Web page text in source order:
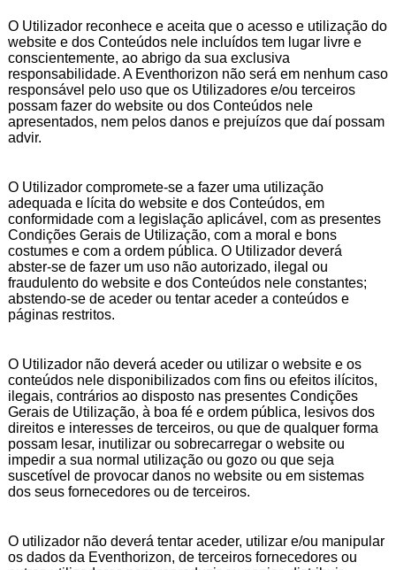
O Utilizador reconhece e aceita que o acesso e utilização do
website e dos Conteúdos nele incluídos tem lugar livre e
conscientemente, ao abrigo da sua exclusiva
responsabilidade. A Eventhorizon não será em nenhum caso
responsável pelo uso que os Utilizadores e/ou terceiros
possam fazer do website ou dos Conteúdos nele
apresentados, nem pelos danos e prejuízos que daí possam
advir.
O Utilizador compromete-se a fazer uma utilização
adequada e lícita do website e dos Conteúdos, em
conformidade com a legislação aplicável, com as presentes
Condições Gerais de Utilização, com a moral e bons
costumes e com a ordem pública. O Utilizador deverá
abster-se de fazer um uso não autorizado, ilegal ou
fraudulento do website e dos Conteúdos nele constantes;
abstendo-se de aceder ou tentar aceder a conteúdos e
páginas restritos.
O Utilizador não deverá aceder ou utilizar o website e os
conteúdos nele disponibilizados com fins ou efeitos ilícitos,
ilegais, contrários ao disposto nas presentes Condições
Gerais de Utilização, à boa fé e ordem pública, lesivos dos
direitos e interesses de terceiros, ou que de qualquer forma
possam lesar, inutilizar ou sobrecarregar o website ou
impedir a sua normal utilização ou gozo ou que seja
suscetível de provocar danos no website ou em sistemas
dos seus fornecedores ou de terceiros.
O utilizador não deverá tentar aceder, utilizar e/ou manipular
os dados da Eventhorizon, de terceiros fornecedores ou